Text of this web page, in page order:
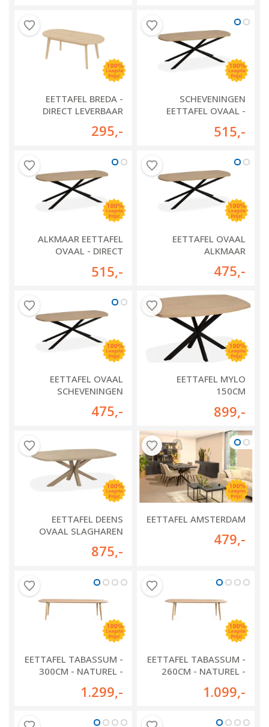
EETTAFEL BREDA -
DIRECT LEVERBAAR
295,-
SCHEVENINGEN
EETTAFEL OVAAL -
515,-
ALKMAAR EETTAFEL
OVAAL - DIRECT
515,-
EETTAFEL OVAAL
ALKMAAR
475,-
EETTAFEL OVAAL
SCHEVENINGEN
475,-
EETTAFEL MYLO
150CM
899,-
EETTAFEL DEENS
OVAAL SLAGHAREN
875,-
EETTAFEL AMSTERDAM
479,-
EETTAFEL TABASSUM -
300CM - NATUREL -
1.299,-
EETTAFEL TABASSUM -
260CM - NATUREL -
1.099,-